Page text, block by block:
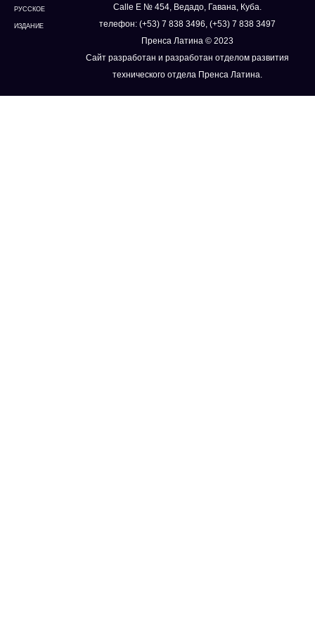
РУССКОЕ
ИЗДАНИЕ
Calle E № 454, Ведадо, Гавана, Куба.
телефон: (+53) 7 838 3496, (+53) 7 838 3497
Пренса Латина © 2023
Сайт разработан и разработан отделом развития
технического отдела Пренса Латина.